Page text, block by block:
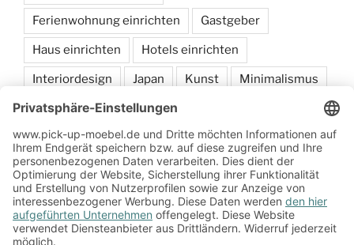
Ferienwohnung einrichten Gastgeber
Haus einrichten Hotels einrichten
Interiordesign Japan Kunst Minimalismus
Möbel sammeln Schlafen
Zum Onlineshop
Impressum
Datenschutzerklärung